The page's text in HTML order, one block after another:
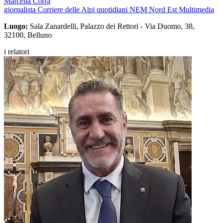
giornalista Corriere delle Alpi quotidiani NEM Nord Est Multimedia
Luogo: Sala Zanardelli, Palazzo dei Rettori - Via Duomo, 38,
32100, Belluno
i relatori